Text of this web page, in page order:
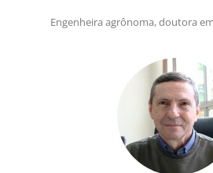
Engenheira agrônoma, doutora